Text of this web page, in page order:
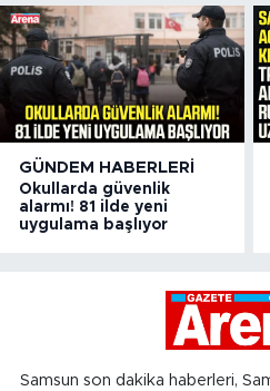
GÜNDEM HABERLERI
Okullarda güvenlik
alarmı! 81 ilde yeni
uygulama başlıyor
Samsun son dakika haberleri,